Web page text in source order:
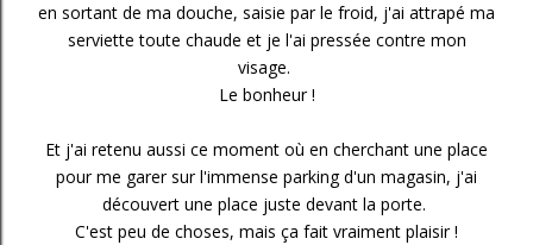
en sortant de ma douche, saisie par le froid, j'ai attrapé ma
serviette toute chaude et je l'ai pressée contre mon
visage.
Le bonheur !
Et j'ai retenu aussi ce moment où en cherchant une place
pour me garer sur l'immense parking d'un magasin, j'ai
découvert une place juste devant la porte.
C'est peu de choses, mais ça fait vraiment plaisir !